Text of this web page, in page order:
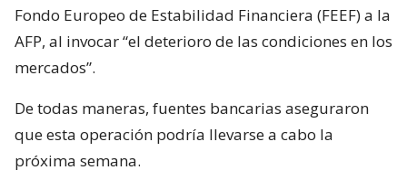
Fondo Europeo de Estabilidad Financiera (FEEF) a la
AFP, al invocar “el deterioro de las condiciones en los
mercados”.
De todas maneras, fuentes bancarias aseguraron
que esta operación podría llevarse a cabo la
próxima semana.